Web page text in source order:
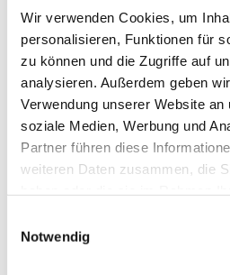
Wir verwenden Cookies, um
personalisieren, Funktionen für
zu können und die Zugriffe auf
analysieren. Außerdem geben
Verwendung unserer Website
soziale Medien, Werbung und
Partner führen diese
weiteren Daten zusammen, die
Notwendig